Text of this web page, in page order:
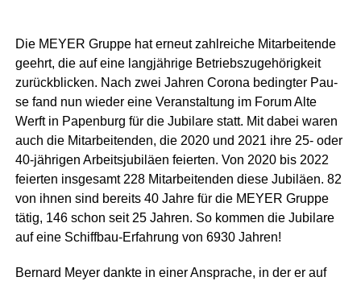
Die MEYER Grup­pe hat erneut zahl­rei­che Mit­ar­bei­ten­de
geehrt, die auf eine lang­jäh­ri­ge Betriebs­zu­ge­hö­rig­keit
zurück­bli­cken. Nach zwei Jah­ren Coro­na beding­ter Pau­
se fand nun wie­der eine Ver­an­stal­tung im Forum Alte
Werft in Papen­burg für die Jubi­la­re statt. Mit dabei waren
auch die Mit­ar­bei­ten­den, die 2020 und 2021 ihre 25- oder
40-jäh­ri­gen Arbeits­ju­bi­lä­en fei­er­ten. Von 2020 bis 2022
fei­er­ten ins­ge­samt 228 Mit­ar­bei­ten­den die­se Jubi­lä­en. 82
von ihnen sind bereits 40 Jah­re für die MEYER Grup­pe
tätig, 146 schon seit 25 Jah­ren. So kom­men die Jubi­la­re
auf eine Schiff­bau-Erfah­rung von 6930 Jahren!
Ber­nard Mey­er dank­te in einer Anspra­che, in der er auf